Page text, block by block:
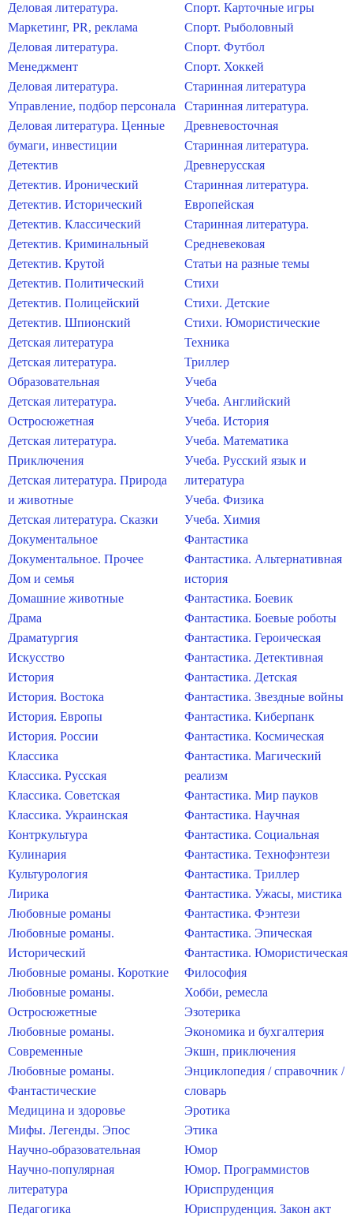
Деловая литература.
Маркетинг, PR, реклама
Деловая литература.
Менеджмент
Деловая литература.
Управление, подбор персонала
Деловая литература. Ценные
бумаги, инвестиции
Детектив
Детектив. Иронический
Детектив. Исторический
Детектив. Классический
Детектив. Криминальный
Детектив. Крутой
Детектив. Политический
Детектив. Полицейский
Детектив. Шпионский
Детская литература
Детская литература.
Образовательная
Детская литература.
Остросюжетная
Детская литература.
Приключения
Детская литература. Природа
и животные
Детская литература. Сказки
Документальное
Документальное. Прочее
Дом и семья
Домашние животные
Драма
Драматургия
Искусство
История
История. Востока
История. Европы
История. России
Классика
Классика. Русская
Классика. Советская
Классика. Украинская
Контркультура
Кулинария
Культурология
Лирика
Любовные романы
Любовные романы.
Исторический
Любовные романы. Короткие
Любовные романы.
Остросюжетные
Любовные романы.
Современные
Любовные романы.
Фантастические
Медицина и здоровье
Мифы. Легенды. Эпос
Научно-образовательная
Научно-популярная
литература
Педагогика
Спорт. Карточные игры
Спорт. Рыболовный
Спорт. Футбол
Спорт. Хоккей
Старинная литература
Старинная литература.
Древневосточная
Старинная литература.
Древнерусская
Старинная литература.
Европейская
Старинная литература.
Средневековая
Статьи на разные темы
Стихи
Стихи. Детские
Стихи. Юмористические
Техника
Триллер
Учеба
Учеба. Английский
Учеба. История
Учеба. Математика
Учеба. Русский язык и
литература
Учеба. Физика
Учеба. Химия
Фантастика
Фантастика. Альтернативная
история
Фантастика. Боевик
Фантастика. Боевые роботы
Фантастика. Героическая
Фантастика. Детективная
Фантастика. Детская
Фантастика. Звездные войны
Фантастика. Киберпанк
Фантастика. Космическая
Фантастика. Магический
реализм
Фантастика. Мир пауков
Фантастика. Научная
Фантастика. Социальная
Фантастика. Технофэнтези
Фантастика. Триллер
Фантастика. Ужасы, мистика
Фантастика. Фэнтези
Фантастика. Эпическая
Фантастика. Юмористическая
Философия
Хобби, ремесла
Эзотерика
Экономика и бухгалтерия
Экшн, приключения
Энциклопедия / справочник /
словарь
Эротика
Этика
Юмор
Юмор. Программистов
Юриспруденция
Юриспруденция. Закон акт